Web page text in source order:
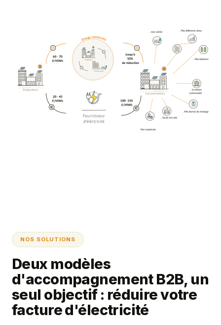
NOS SOLUTIONS
Deux modèles
d'accompagnement B2B, un
seul objectif : réduire votre
facture d'électricité